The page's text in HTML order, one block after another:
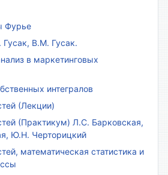
Фурье
В.М. Гусак.
в маркетинговых
интегралов
(Лекции)
(Практикум) Л.С. Барковская,
Ю.Н. Черторицкий
математическая статистика и